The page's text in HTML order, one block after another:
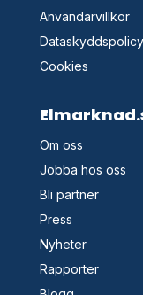
Användarvillkor
Dataskyddspolicy
Cookies
Om oss
Jobba hos oss
Bli partner
Press
Nyheter
Rapporter